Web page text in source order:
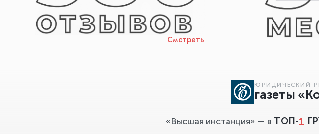
Смотреть
ЮРИДИЧЕСКИЙ
газеты
«Высшая инстанция» — в ТОП-1